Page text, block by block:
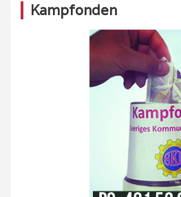
Kampfonden